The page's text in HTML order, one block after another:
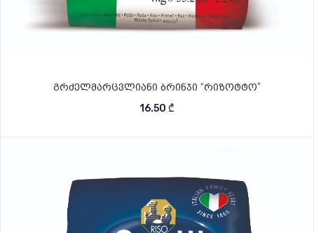
გრძელმარცვლიანი ბრინჯი “რიზოტტო”
16.50 ₾